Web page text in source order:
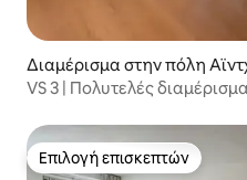
Διαμέρισμα στην πόλη
VS 3 | Πολυτελές
Επιλογή επισκεπτών
Επιλογή επισκεπτών